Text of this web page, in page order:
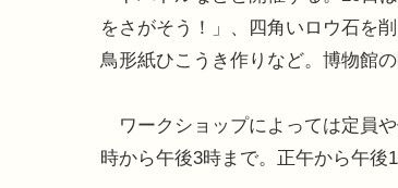
をさがそう！」、四角いロウ石を
鳥形紙ひこうき作りなど。博物館
ワークショップによっては定員
時から午後3時まで。正午から午後